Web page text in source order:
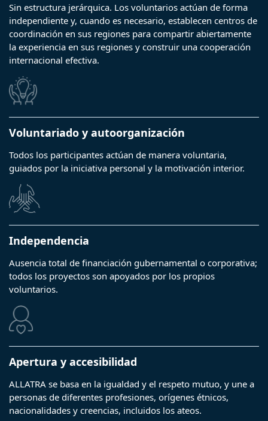
Sin estructura jerárquica. Los voluntarios actúan de forma
independiente y, cuando es necesario, establecen centros de
coordinación en sus regiones para compartir abiertamente
la experiencia en sus regiones y construir una cooperación
internacional efectiva.
Voluntariado y autoorganización
Todos los participantes actúan de manera voluntaria,
guiados por la iniciativa personal y la motivación interior.
Independencia
Ausencia total de financiación gubernamental o corporativa;
todos los proyectos son apoyados por los propios
voluntarios.
Apertura y accesibilidad
ALLATRA se basa en la igualdad y el respeto mutuo, y une a
personas de diferentes profesiones, orígenes étnicos,
nacionalidades y creencias, incluidos los ateos.